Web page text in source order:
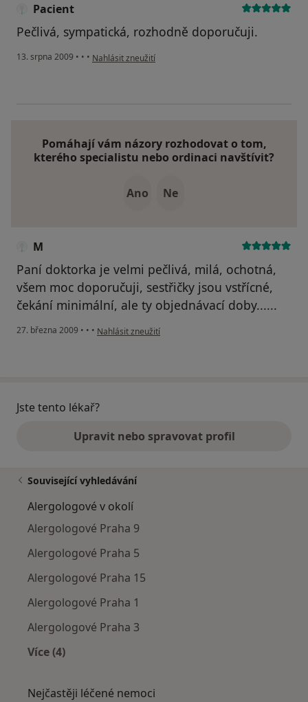
Pacient
Pečlivá, sympatická, rozhodně doporučuji.
13. srpna 2009 • • • podle názoru uživatele Pacient
Nahlásit zneužití
Pomáhají vám názory rozhodovat o tom,
kterého specialistu nebo ordinaci navštívit?
Ano Ne
M
Paní doktorka je velmi pečlivá, milá, ochotná,
všem moc doporučuji, sestřičky jsou vstřícné,
čekání minimální, ale ty objednávací doby......
27. března 2009 • • • podle názoru uživatele M
Nahlásit zneužití
Jste tento lékař?
Upravit nebo spravovat profil
Související vyhledávání
Alergologové v okolí
Alergologové Praha 9
Alergologové Praha 5
Alergologové Praha 15
Alergologové Praha 1
Alergologové Praha 3
Více (4)
Nejčastěji léčené nemoci